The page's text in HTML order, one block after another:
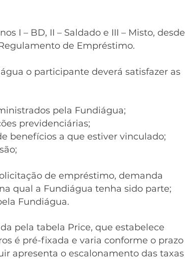
I – BD, II – Saldado e III – Misto, desde
de Empréstimo.
o participante deverá satisfazer as
pela Fundiágua;
previdenciárias;
benefícios a que estiver vinculado;
de empréstimo, demanda
qual a Fundiágua tenha sido parte;
Fundiágua.
pela tabela Price, que estabelece
é pré-fixada e varia conforme o prazo
apresenta o escalonamento das taxas